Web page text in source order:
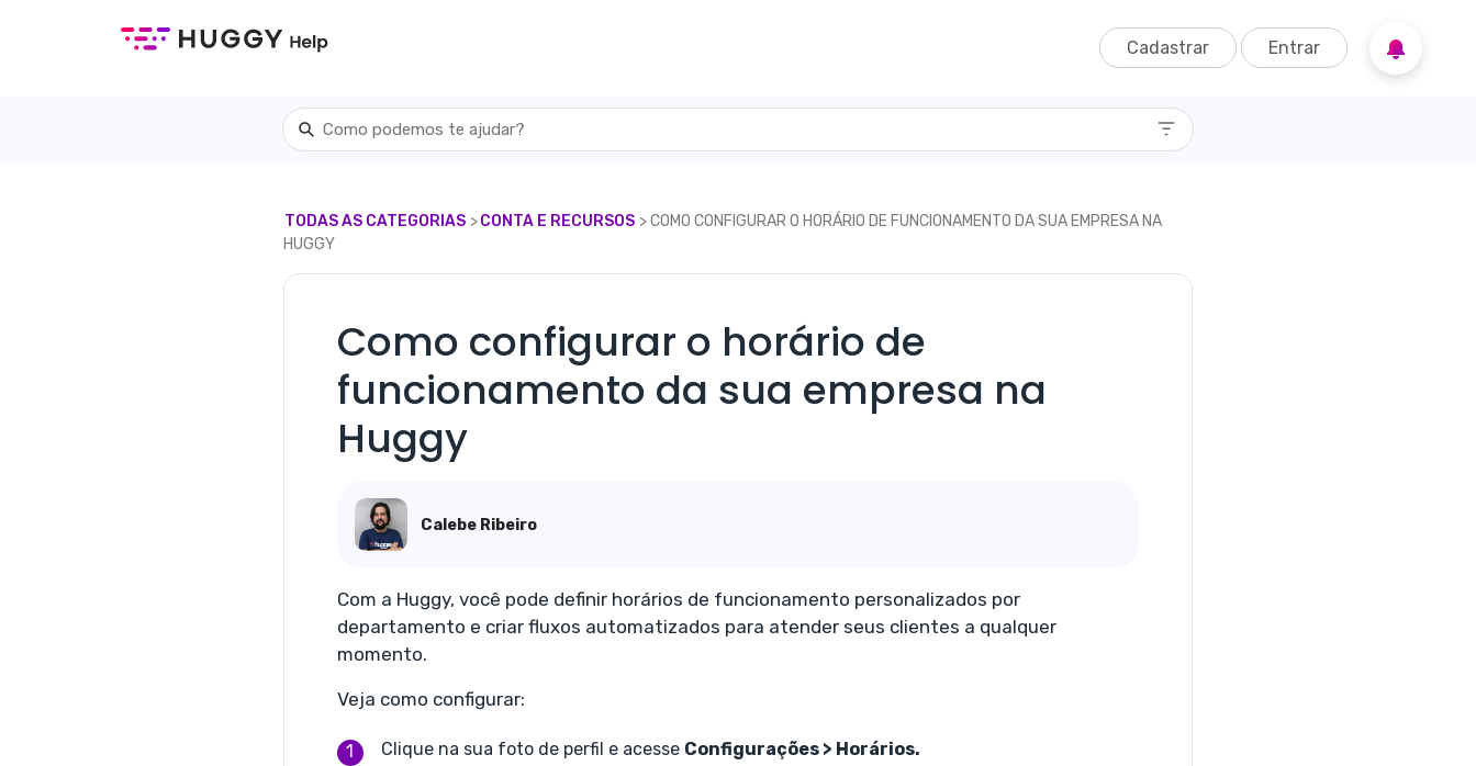
Cadastrar Entrar
TODAS AS CATEGORIAS ​>​​CONTA E RECURSOS ​> ​ COMO CONFIGURAR O HORÁRIO DE FUNCIONAMENTO DA SUA EMPRESA NA
HUGGY
Como configurar o horário de
funcionamento da sua empresa na
Huggy
Calebe Ribeiro
Com a Huggy, você pode definir horários de funcionamento personalizados por
departamento e criar fluxos automatizados para atender seus clientes a qualquer
momento.
Veja como configurar:
Clique na sua foto de perfil e acesse Configurações > Horários.